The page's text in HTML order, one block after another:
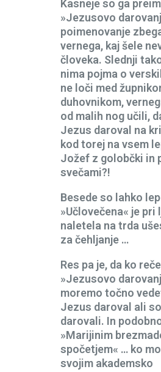
Kasneje so ga
»Jezusovo
poimenovanje
vernega, kaj šele
človeka. Slednji
nima pojma o
ne loči med
duhovnikom,
od malih nog učili,
Jezus daroval na
kod torej na vsem
Jožef z golobčki in
svečami?!
Besede so lahko
»Učlovečena« je pri
naletela na trda
za čehljanje …
Res pa je, da ko
»Jezusovo
moremo točno
Jezus daroval ali
darovali. In
»Marijinim
spočetjem« … ko
svojim akademsko